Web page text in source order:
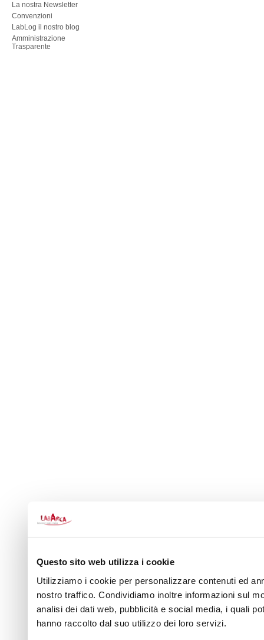
Questo sito web utilizza i cookie
Utilizziamo i cookie per personalizzare contenuti ed
nostro traffico. Condividiamo inoltre informazioni sul
analisi dei dati web, pubblicità e social media, i quali
hanno raccolto dal suo utilizzo dei loro servizi.
La nostra Newsletter
Convenzioni
LabLog il nostro blog
Amministrazione
Trasparente